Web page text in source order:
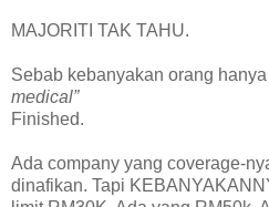
MAJORITI TAK TAHU.
Sebab kebanyakan orang hanya
medical”
Finished.
Ada company yang coverage-
dinafikan. Tapi